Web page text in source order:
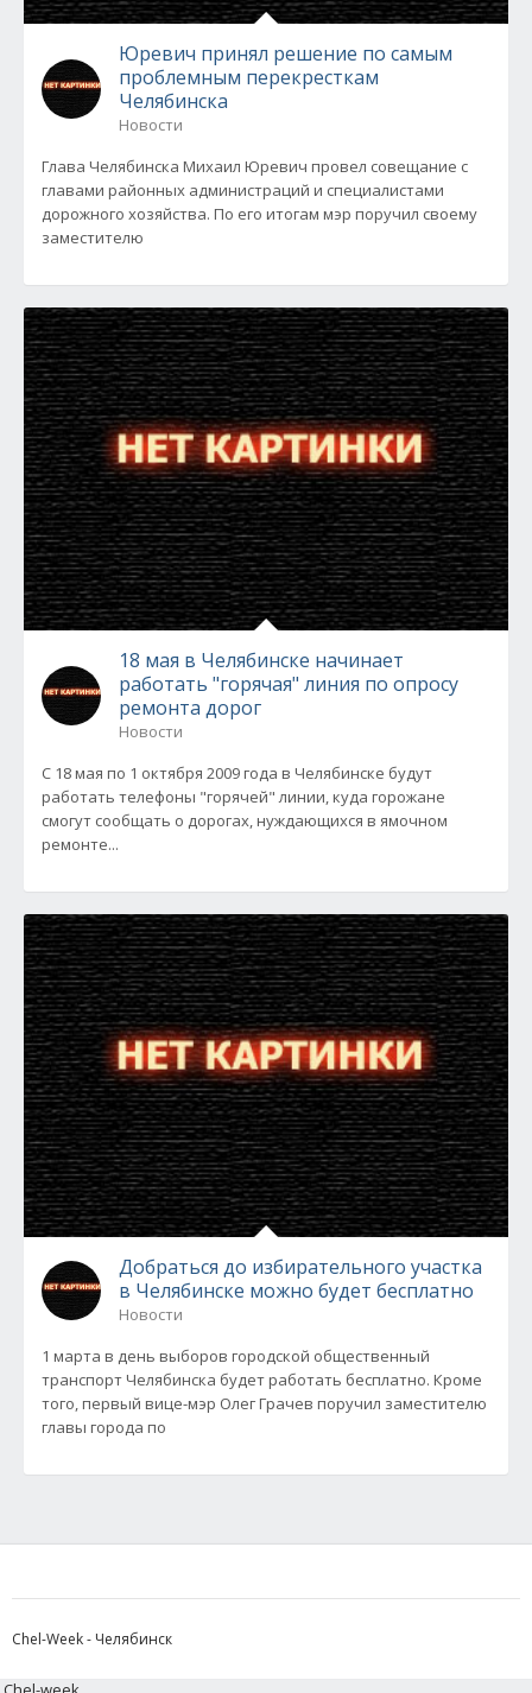
Юревич принял решение по самым
проблемным перекресткам
Челябинска
Новости
Глава Челябинска Михаил Юревич провел совещание с
главами районных администраций и специалистами
дорожного хозяйства. По его итогам мэр поручил своему
заместителю
18 мая в Челябинске начинает
работать "горячая" линия по опросу
ремонта дорог
Новости
С 18 мая по 1 октября 2009 года в Челябинске будут
работать телефоны "горячей" линии, куда горожане
смогут сообщать о дорогах, нуждающихся в ямочном
ремонте...
Добраться до избирательного участка
в Челябинске можно будет бесплатно
Новости
1 марта в день выборов городской общественный
транспорт Челябинска будет работать бесплатно. Кроме
того, первый вице-мэр Олег Грачев поручил заместителю
главы города по
Chel-Week - Челябинск